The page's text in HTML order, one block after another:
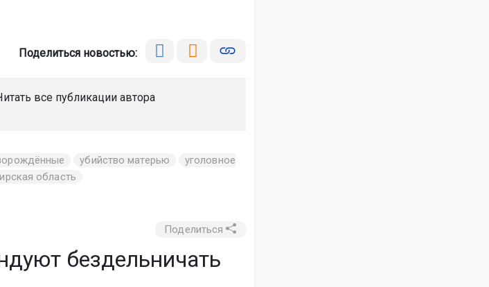
Поделиться новостью:
все публикации автора
убийство матерью
уголовное
область
Поделиться
бездельничать